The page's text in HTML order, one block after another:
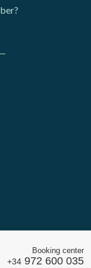
Booking center
+34 972 600 035